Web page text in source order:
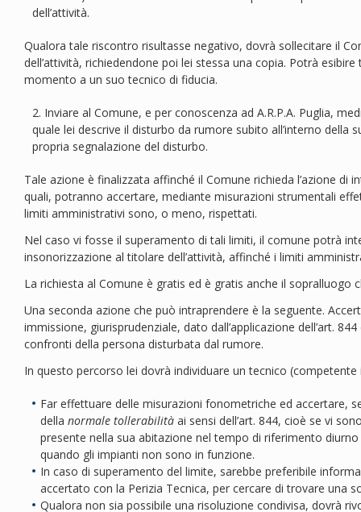
dell’attività.
Qualora tale riscontro risultasse negativo, dovrà sollecitare il
dell’attività, richiedendone poi lei stessa una copia. Potrà
momento a un suo tecnico di fiducia.
Inviare al Comune, e per conoscenza ad A.R.P.A. Puglia,
quale lei descrive il disturbo da rumore subito all’interno della
propria segnalazione del disturbo.
Tale azione è finalizzata affinché il Comune richieda l’azione di
quali, potranno accertare, mediante misurazioni strumentali
limiti amministrativi sono, o meno, rispettati.
Nel caso vi fosse il superamento di tali limiti, il comune potrà
insonorizzazione al titolare dell’attività, affinché i limiti
La richiesta al Comune è gratis ed è gratis anche il sopralluogo
Una seconda azione che può intraprendere è la seguente.
immissione, giurisprudenziale, dato dall’applicazione dell’art.
confronti della persona disturbata dal rumore.
In questo percorso lei dovrà individuare un tecnico
Far effettuare delle misurazioni fonometriche ed accertare,
della normale tollerabilità ai sensi dell’art. 844, cioè se vi
presente nella sua abitazione nel tempo di riferimento
quando gli impianti non sono in funzione.
In caso di superamento del limite, sarebbe preferibile
accertato con la Perizia Tecnica, per cercare di trovare una
Qualora non sia possibile una risoluzione condivisa, dovrà